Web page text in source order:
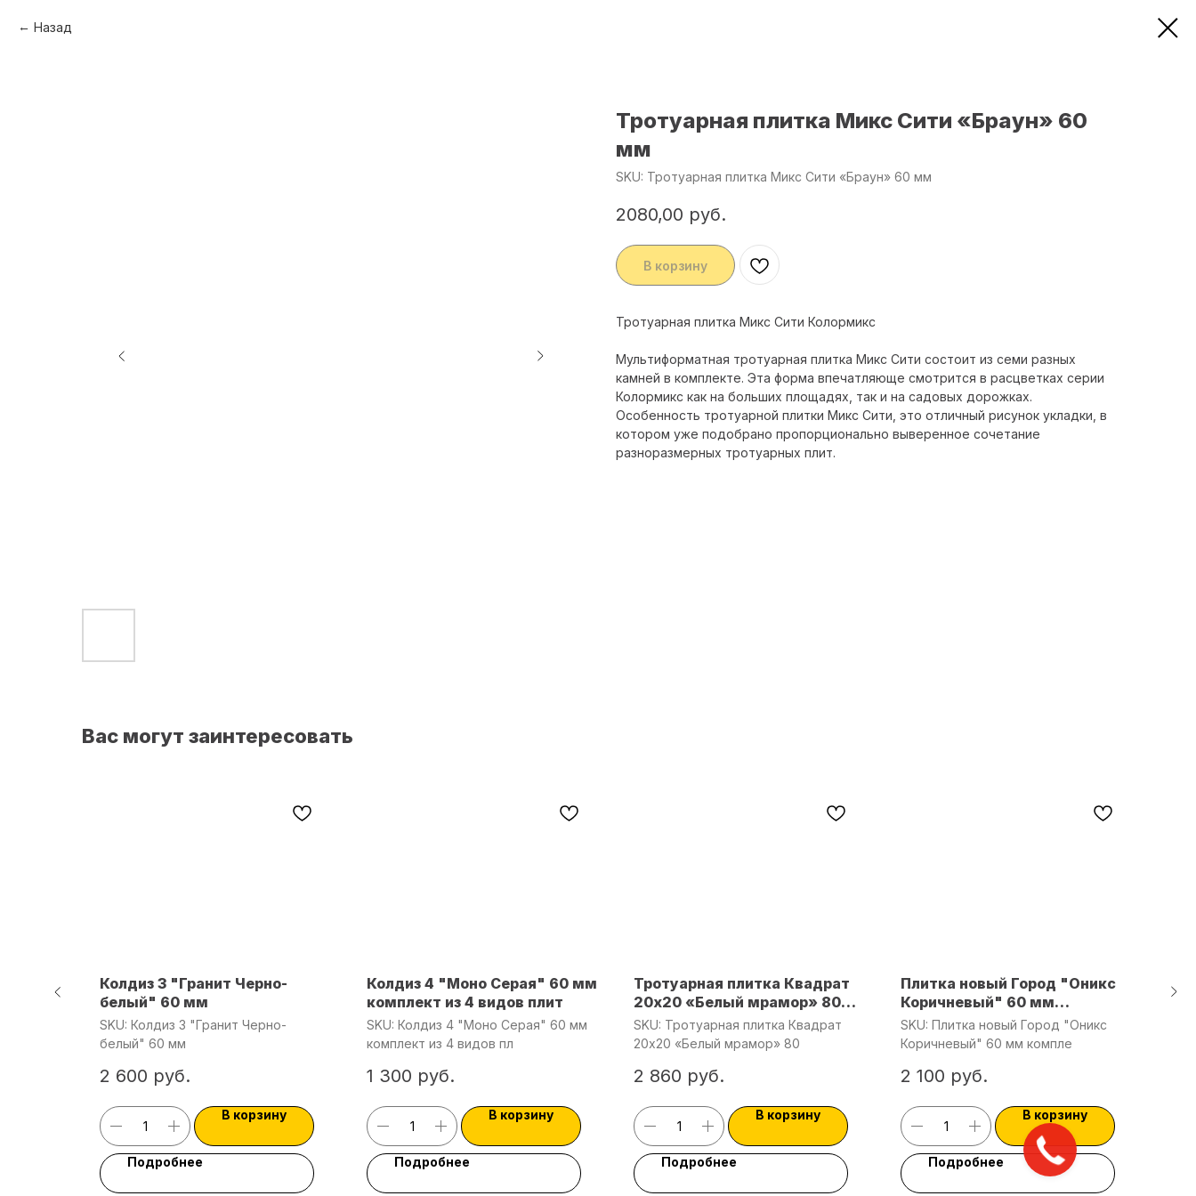
Назад
Тротуарная плитка Микс Сити «Браун» 60
мм
SKU: Тротуарная плитка Микс Сити «Браун» 60 мм
2080,00 руб.
В корзину
Тротуарная плитка Микс Сити Колормикс
Мультиформатная тротуарная плитка Микс Сити состоит из семи разных
камней в комплекте. Эта форма впечатляюще смотрится в расцветках серии
Колормикс как на больших площадях, так и на садовых дорожках.
Особенность тротуарной плитки Микс Сити, это отличный рисунок укладки, в
котором уже подобрано пропорционально выверенное сочетание
разноразмерных тротуарных плит.
Вас могут заинтересовать
Колдиз 3 "Гранит Черно-
белый" 60 мм
SKU: Колдиз 3 "Гранит Черно-
белый" 60 мм
2 600 руб.
В корзину
Подробнее
Колдиз 4 "Моно Серая" 60 мм
комплект из 4 видов плит
SKU: Колдиз 4 "Моно Серая" 60 мм
комплект из 4 видов пл
1 300 руб.
В корзину
Подробнее
Тротуарная плитка Квадрат
20х20 «Белый мрамор» 80
мм
SKU: Тротуарная плитка Квадрат
20х20 «Белый мрамор» 80
2 860 руб.
В корзину
Подробнее
Плитка новый Город "Оникс
Коричневый" 60 мм
комплект из 3 видов плит
SKU: Плитка новый Город "Оникс
Коричневый" 60 мм компле
2 100 руб.
В корзину
Подробнее